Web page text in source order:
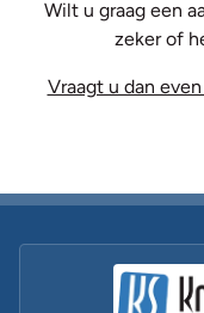
Wilt u graag een
zeker of
Vraagt u dan